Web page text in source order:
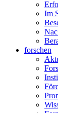
Im
forschen